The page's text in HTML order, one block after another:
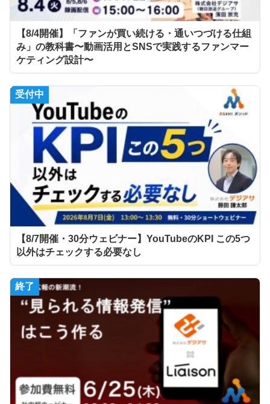
【8/4開催】「ファンが買い続ける・通いつづける仕組
み」の教科書〜動画活用とSNSで実践するファンマー
ケティング設計〜
受付中
【8/7開催・30分ウェビナー】YouTubeのKPI この5つ
以外はチェックする必要なし
終了